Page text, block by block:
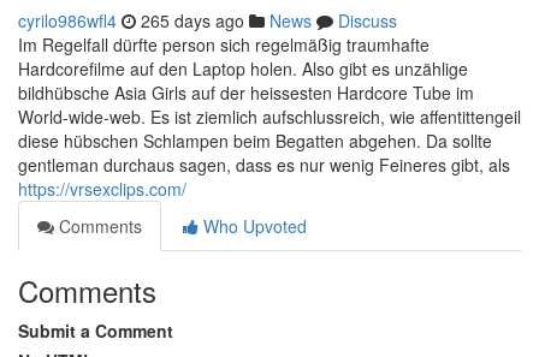
cyrilo986wfl4 265 days ago News
Discuss
Im Regelfall dürfte person sich regelmäßig traumhafte
Hardcorefilme auf den Laptop holen. Also gibt es unzählige
bildhübsche Asia Girls auf der heissesten Hardcore Tube im
World-wide-web. Es ist ziemlich aufschlussreich, wie affentittengeil
diese hübschen Schlampen beim Begatten abgehen. Da sollte
gentleman durchaus sagen, dass es nur wenig Feineres gibt, als
https://vrsexclips.com/
Comments
Who Upvoted
Comments
Submit a Comment